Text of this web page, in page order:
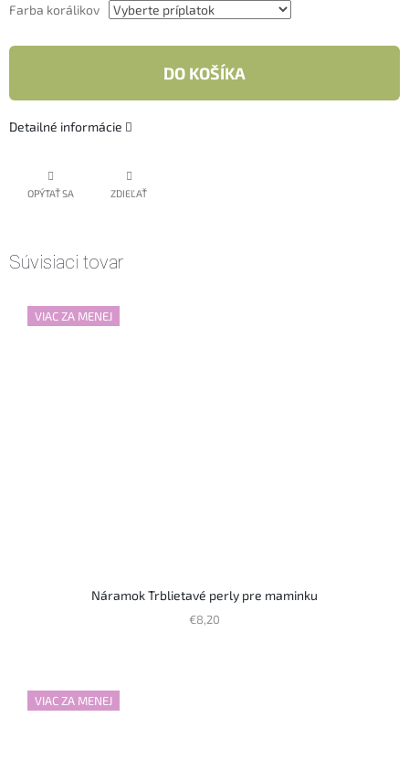
Farba korálikov
DO KOŠÍKA
Detailné informácie
OPÝTAŤ SA ZDIEĽAŤ
Súvisiaci tovar
VIAC ZA MENEJ
Náramok Trblietavé perly pre maminku
€8,20
VIAC ZA MENEJ